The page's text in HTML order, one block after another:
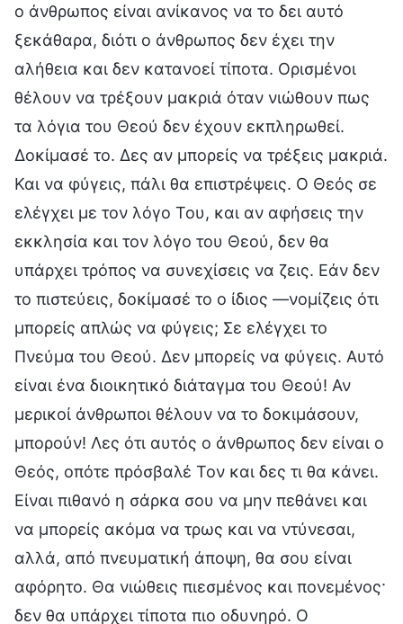
ο άνθρωπος είναι ανίκανος να το δει αυτό
ξεκάθαρα, διότι ο άνθρωπος δεν έχει την
αλήθεια και δεν κατανοεί τίποτα. Ορισμένοι
θέλουν να τρέξουν μακριά όταν νιώθουν πως
τα λόγια του Θεού δεν έχουν εκπληρωθεί.
Δοκίμασέ το. Δες αν μπορείς να τρέξεις μακριά.
Και να φύγεις, πάλι θα επιστρέψεις. Ο Θεός σε
ελέγχει με τον λόγο Του, και αν αφήσεις την
εκκλησία και τον λόγο του Θεού, δεν θα
υπάρχει τρόπος να συνεχίσεις να ζεις. Εάν δεν
το πιστεύεις, δοκίμασέ το ο ίδιος —νομίζεις ότι
μπορείς απλώς να φύγεις; Σε ελέγχει το
Πνεύμα του Θεού. Δεν μπορείς να φύγεις. Αυτό
είναι ένα διοικητικό διάταγμα του Θεού! Αν
μερικοί άνθρωποι θέλουν να το δοκιμάσουν,
μπορούν! Λες ότι αυτός ο άνθρωπος δεν είναι ο
Θεός, οπότε πρόσβαλέ Τον και δες τι θα κάνει.
Είναι πιθανό η σάρκα σου να μην πεθάνει και
να μπορείς ακόμα να τρως και να ντύνεσαι,
αλλά, από πνευματική άποψη, θα σου είναι
αφόρητο. Θα νιώθεις πιεσμένος και πονεμένος·
δεν θα υπάρχει τίποτα πιο οδυνηρό. Ο